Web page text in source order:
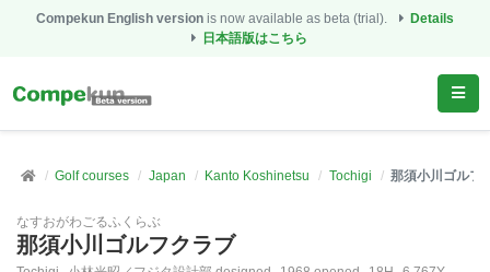
Compekun English version is now available as beta (trial).
Details
日本語版はこちら
Golf courses Japan Kanto Koshinetsu Tochigi 那須小川ゴルフ
なすおがわごるふくらぶ
那須小川ゴルフクラブ